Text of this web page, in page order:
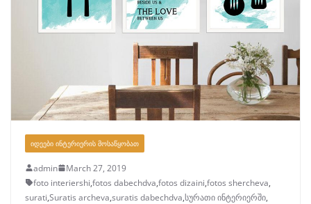
ᲘᲓᲔᲔᲑᲘ ᲘᲜᲢᲔᲠᲘᲔᲠᲘᲡ ᲛᲝᲡᲐᲬᲧᲝᲑᲐᲗ
admin
March 27, 2019
foto interiershi,fotos dabechdva,fotos dizaini,fotos shercheva,
surati,Suratis archeva,suratis dabechdva,სურათი ინტერიერში,